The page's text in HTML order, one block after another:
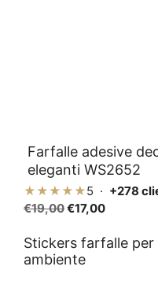
Farfalle adesive
eleganti WS2652
★★★★★5 · +278
€19,00Il
originale
era:
€17,00Il
attuale
Stickers farfalle per
ambiente